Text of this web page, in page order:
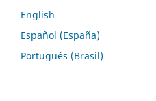
English
Español (España)
Português (Brasil)